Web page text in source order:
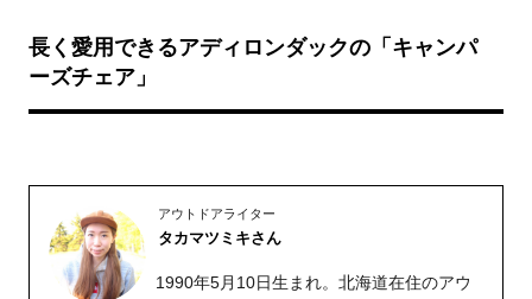
長く愛用できるアディロンダックの「キャンパ
ーズチェア」
アウトドアライター
タカマツミキさん
1990年5月10日生まれ。北海道在住のアウ